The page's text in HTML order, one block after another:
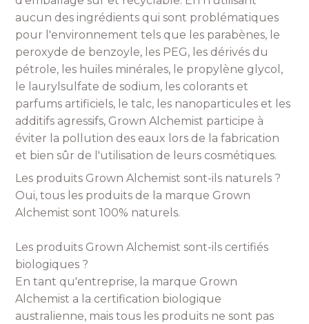
aucun des ingrédients qui sont problématiques
pour l'environnement tels que les parabènes, le
peroxyde de benzoyle, les PEG, les dérivés du
pétrole, les huiles minérales, le propylène glycol,
le laurylsulfate de sodium, les colorants et
parfums artificiels, le talc, les nanoparticules et les
additifs agressifs, Grown Alchemist participe à
éviter la pollution des eaux lors de la fabrication
et bien sûr de l'utilisation de leurs cosmétiques.
Les produits Grown Alchemist sont-ils naturels ?
Oui, tous les produits de la marque Grown
Alchemist sont 100% naturels.
Les produits Grown Alchemist sont-ils certifiés
biologiques ?
En tant qu'entreprise, la marque Grown
Alchemist a la certification biologique
australienne, mais tous les produits ne sont pas